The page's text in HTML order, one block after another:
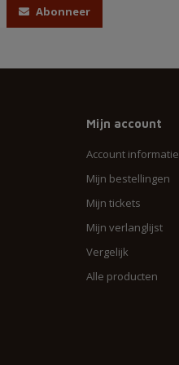
Abonneer
Mijn account
Account informatie
Mijn bestellingen
Mijn tickets
Mijn verlanglijst
Vergelijk
Alle producten